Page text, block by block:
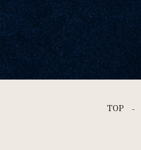
Wedding
ウエディング
TOP